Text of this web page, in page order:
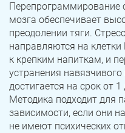
Перепрограммирование
мозга обеспечивает
преодолении тяги.
направляются на
к крепким напиткам, и
устранения
достигается на срок от 1
Методика подходит для
зависимости, если они
не имеют психических
Усть-Катав
Еманжелинск
Аша
Коркино
Южноуральск